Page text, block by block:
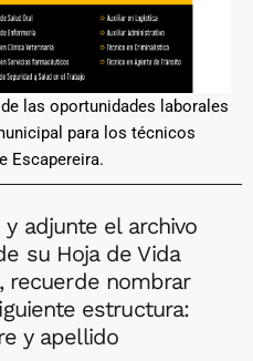
las oportunidades laborales
para los técnicos
Escapereira.
adjunte el archivo
su Hoja de Vida
recuerde nombrar
estructura:
y apellido